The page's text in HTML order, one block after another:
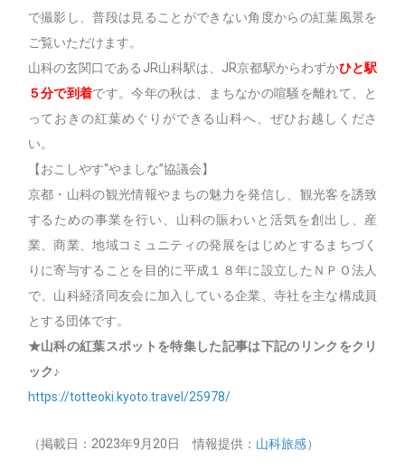
で撮影し、普段は見ることができない角度からの紅葉風景を
ご覧いただけます。
山科の玄関口であるJR山科駅は、JR京都駅からわずかひと駅
５分で到着です。今年の秋は、まちなかの喧騒を離れて、と
っておきの紅葉めぐりができる山科へ、ぜひお越しくださ
い。
【おこしやす“やましな”協議会】
京都・山科の観光情報やまちの魅力を発信し、観光客を誘致
するための事業を行い、山科の賑わいと活気を創出し、産
業、商業、地域コミュニティの発展をはじめとするまちづく
りに寄与することを目的に平成１８年に設立したＮＰＯ法人
で、山科経済同友会に加入している企業、寺社を主な構成員
とする団体です。
★山科の紅葉スポットを特集した記事は下記のリンクをクリ
ック♪
https://totteoki.kyoto.travel/25978/
（掲載日：2023年9月20日 情報提供： 山科旅感）